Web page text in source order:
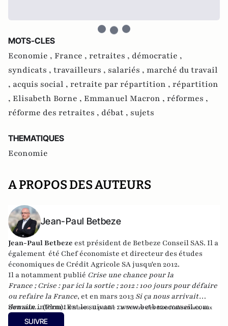
MOTS-CLES
Economie , France , retraites , démocratie ,
syndicats , travailleurs , salariés , marché du travail
, acquis social , retraite par répartition , répartition
, Elisabeth Borne , Emmanuel Macron , réformes ,
réforme des retraites , débat , sujets
THEMATIQUES
Economie
A PROPOS DES AUTEURS
Jean-Paul Betbeze
Jean-Paul Betbeze est président de Betbeze Conseil SAS. Il a
également été Chef économiste et directeur des études
économiques de Crédit Agricole SA jusqu'en 2012.
Il a notamment publié Crise une chance pour la
France ; Crise : par ici la sortie ; 2012 : 100 jours pour défaire
ou refaire la France, et en mars 2013 Si ça nous arrivait
demain...(Plon). En2016, il publie La Guerre des Mondialisations, aux
éditions Economica
et en 2017 "La France, ce malade imaginaire"
Son site internet est le suivant :www.betbezeconseil.com
SUIVRE